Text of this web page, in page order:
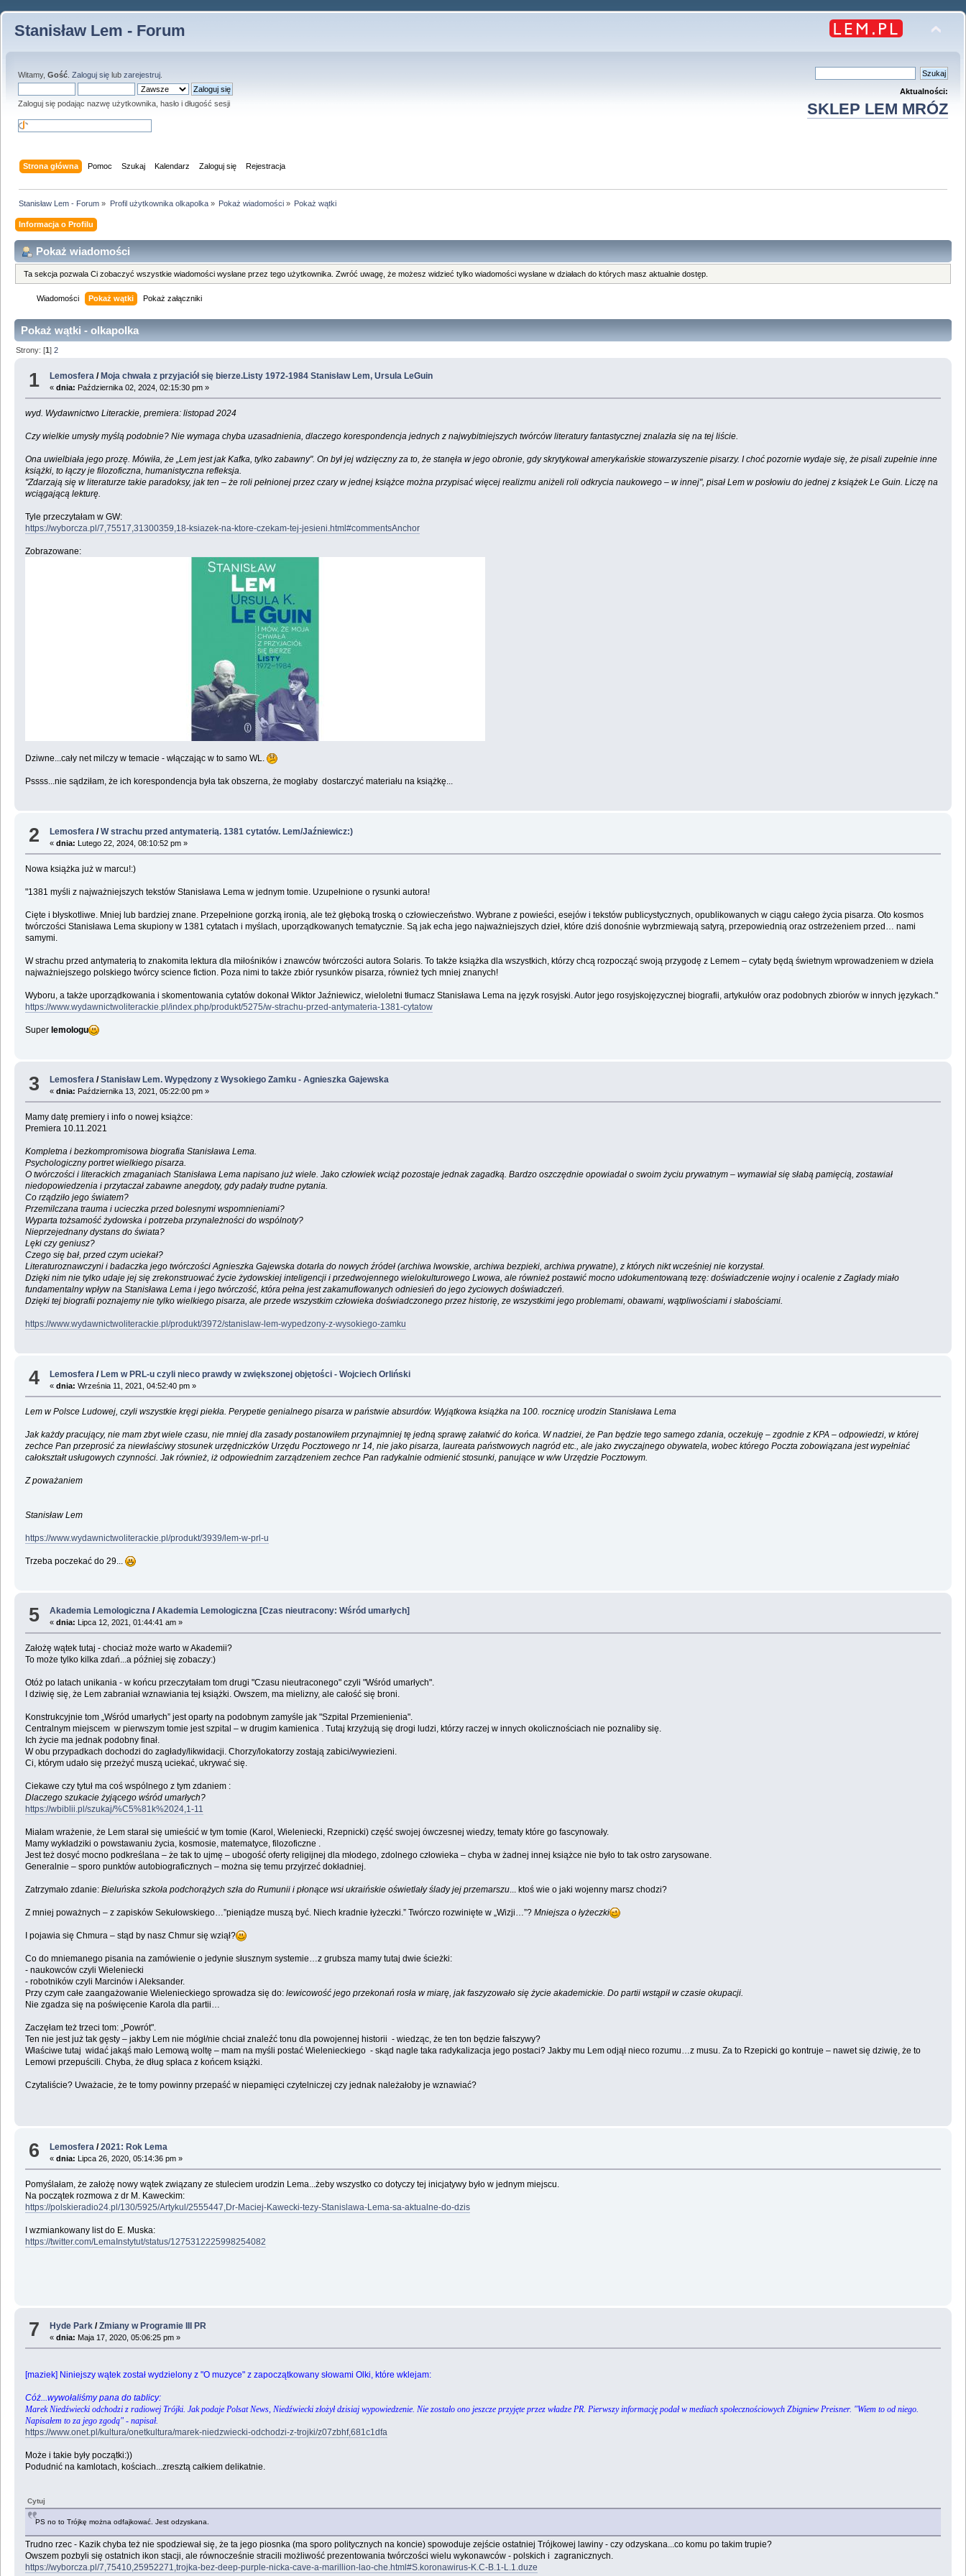
Stanisław Lem - Forum
Witamy, Gość Zaloguj się lub zarejestruj
Zaloguj się podając nazwę użytkownika, hasło i długość sesji
Aktualności:
SKLEP LEM MRÓZ
Strona główna Pomoc Szukaj Kalendarz Zaloguj się Rejestracja
Stanisław Lem - Forum » Profil użytkownika olkapolka» Pokaż wiadomości» Pokaż wątki
Informacja o Profilu
Pokaż wiadomości
Ta sekcja pozwala Ci zobaczyć wszystkie wiadomości wysłane przez tego użytkownika. Zwróć uwagę, że możesz widzieć tylko wiadomości wysłane w działach do których masz aktualnie dostęp.
Wiadomości Pokaż wątki Pokaż załączniki
Pokaż wątki - olkapolka
Strony: [1]2
1 Lemosfera / Moja chwała z przyjaciół się bierze.Listy 1972-1984 Stanisław Lem, Ursula LeGuin
«dnia: Października 02, 2024, 02:15:30 pm »
wyd. Wydawnictwo Literackie, premiera: listopad 2024
Czy wielkie umysły myślą podobnie? Nie wymaga chyba uzasadnienia, dlaczego korespondencja jednych z najwybitniejszych twórców literatury fantastycznej znalazła się na tej liście.
Ona uwielbiała jego prozę. Mówiła, że „Lem jest jak Kafka, tylko zabawny". On był jej wdzięczny za to, że stanęła w jego obronie, gdy skrytykował amerykańskie stowarzyszenie pisarzy. I choć pozornie wydaje się, że pisali zupełnie inne
książki, to łączy je filozoficzna, humanistyczna refleksja.
"Zdarzają się w literaturze takie paradoksy, jak ten – że roli pełnionej przez czary w jednej książce można przypisać więcej realizmu aniżeli roli odkrycia naukowego – w innej", pisał Lem w posłowiu do jednej z książek Le Guin. Liczę na
wciągającą lekturę.
Tyle przeczytałam w GW:
https://wyborcza.pl/7,75517,31300359,18-ksiazek-na-ktore-czekam-tej-jesieni.html#commentsAnchor
Zobrazowane:
Dziwne...cały net milczy w temacie - włączając w to samo WL.
Pssss...nie sądziłam, że ich korespondencja była tak obszerna, że mogłaby dostarczyć materiału na książkę...
2 Lemosfera /W strachu przed antymaterią. 1381 cytatów. Lem/Jaźniewicz:)
«dnia: Lutego 22, 2024, 08:10:52 pm »
Nowa książka już w marcu!:)
"1381 myśli z najważniejszych tekstów Stanisława Lema w jednym tomie. Uzupełnione o rysunki autora!
Cięte i błyskotliwe. Mniej lub bardziej znane. Przepełnione gorzką ironią, ale też głęboką troską o człowieczeństwo. Wybrane z powieści, esejów i tekstów publicystycznych, opublikowanych w ciągu całego życia pisarza. Oto kosmos
twórczości Stanisława Lema skupiony w 1381 cytatach i myślach, uporządkowanych tematycznie. Są jak echa jego najważniejszych dzieł, które dziś donośnie wybrzmiewają satyrą, przepowiednią oraz ostrzeżeniem przed… nami
samymi.
W strachu przed antymaterią to znakomita lektura dla miłośników i znawców twórczości autora Solaris. To także książka dla wszystkich, którzy chcą rozpocząć swoją przygodę z Lemem – cytaty będą świetnym wprowadzeniem w dzieła
najważniejszego polskiego twórcy science fiction. Poza nimi to także zbiór rysunków pisarza, również tych mniej znanych!
Wyboru, a także uporządkowania i skomentowania cytatów dokonał Wiktor Jaźniewicz, wieloletni tłumacz Stanisława Lema na język rosyjski. Autor jego rosyjskojęzycznej biografii, artykułów oraz podobnych zbiorów w innych językach."
https://www.wydawnictwoliterackie.pl/index.php/produkt/5275/w-strachu-przed-antymateria-1381-cytatow
Superlemologu
3 Lemosfera /Stanisław Lem. Wypędzony z Wysokiego Zamku - Agnieszka Gajewska
«dnia: Października 13, 2021, 05:22:00 pm »
Mamy datę premiery i info o nowej książce:
Premiera 10.11.2021
Kompletna i bezkompromisowa biografia Stanisława Lema.
Psychologiczny portret wielkiego pisarza.
O twórczości i literackich zmaganiach Stanisława Lema napisano już wiele. Jako człowiek wciąż pozostaje jednak zagadką. Bardzo oszczędnie opowiadał o swoim życiu prywatnym – wymawiał się słabą pamięcią, zostawiał
niedopowiedzenia i przytaczał zabawne anegdoty, gdy padały trudne pytania.
Co rządziło jego światem?
Przemilczana trauma i ucieczka przed bolesnymi wspomnieniami?
Wyparta tożsamość żydowska i potrzeba przynależności do wspólnoty?
Nieprzejednany dystans do świata?
Lęki czy geniusz?
Czego się bał, przed czym uciekał?
Literaturoznawczyni i badaczka jego twórczości Agnieszka Gajewska dotarła do nowych źródeł (archiwa lwowskie, archiwa bezpieki, archiwa prywatne), z których nikt wcześniej nie korzystał.
Dzięki nim nie tylko udaje jej się zrekonstruować życie żydowskiej inteligencji i przedwojennego wielokulturowego Lwowa, ale również postawić mocno udokumentowaną tezę: doświadczenie wojny i ocalenie z Zagłady miało
fundamentalny wpływ na Stanisława Lema i jego twórczość, która pełna jest zakamuflowanych odniesień do jego życiowych doświadczeń.
Dzięki tej biografii poznajemy nie tylko wielkiego pisarza, ale przede wszystkim człowieka doświadczonego przez historię, ze wszystkimi jego problemami, obawami, wątpliwościami i słabościami.
https://www.wydawnictwoliterackie.pl/produkt/3972/stanislaw-lem-wypedzony-z-wysokiego-zamku
4 Lemosfera /Lem w PRL-u czyli nieco prawdy w zwiększonej objętości - Wojciech Orliński
«dnia: Września 11, 2021, 04:52:40 pm »
Lem w Polsce Ludowej, czyli wszystkie kręgi piekła. Perypetie genialnego pisarza w państwie absurdów. Wyjątkowa książka na 100. rocznicę urodzin Stanisława Lema
Jak każdy pracujący, nie mam zbyt wiele czasu, nie mniej dla zasady postanowiłem przynajmniej tę jedną sprawę załatwić do końca. W nadziei, że Pan będzie tego samego zdania, oczekuję – zgodnie z KPA – odpowiedzi, w której
zechce Pan przeprosić za niewłaściwy stosunek urzędniczków Urzędu Pocztowego nr 14, nie jako pisarza, laureata państwowych nagród etc., ale jako zwyczajnego obywatela, wobec którego Poczta zobowiązana jest wypełniać
całokształt usługowych czynności. Jak również, iż odpowiednim zarządzeniem zechce Pan radykalnie odmienić stosunki, panujące w w/w Urzędzie Pocztowym.
Z poważaniem
Stanisław Lem
https://www.wydawnictwoliterackie.pl/produkt/3939/lem-w-prl-u
Trzeba poczekać do 29...
5 Akademia Lemologiczna /Akademia Lemologiczna [Czas nieutracony: Wśród umarłych]
«dnia: Lipca 12, 2021, 01:44:41 am »
Założę wątek tutaj - chociaż może warto w Akademii?
To może tylko kilka zdań...a później się zobaczy:)
Otóż po latach unikania - w końcu przeczytałam tom drugi "Czasu nieutraconego" czyli "Wśród umarłych".
I dziwię się, że Lem zabraniał wznawiania tej książki. Owszem, ma mielizny, ale całość się broni.
Konstrukcyjnie tom „Wśród umarłych” jest oparty na podobnym zamyśle jak "Szpital Przemienienia".
Centralnym miejscem w pierwszym tomie jest szpital – w drugim kamienica . Tutaj krzyżują się drogi ludzi, którzy raczej w innych okolicznościach nie poznaliby się.
Ich życie ma jednak podobny finał.
W obu przypadkach dochodzi do zagłady/likwidacji. Chorzy/lokatorzy zostają zabici/wywiezieni.
Ci, którym udało się przeżyć muszą uciekać, ukrywać się.
Ciekawe czy tytuł ma coś wspólnego z tym zdaniem :
Dlaczego szukacie żyjącego wśród umarłych?
https://wbiblii.pl/szukaj/%C5%81k%2024,1-11
Miałam wrażenie, że Lem starał się umieścić w tym tomie (Karol, Wieleniecki, Rzepnicki) część swojej ówczesnej wiedzy, tematy które go fascynowały.
Mamy wykładziki o powstawaniu życia, kosmosie, matematyce, filozoficzne .
Jest też dosyć mocno podkreślana – że tak to ujmę – ubogość oferty religijnej dla młodego, zdolnego człowieka – chyba w żadnej innej książce nie było to tak ostro zarysowane.
Generalnie – sporo punktów autobiograficznych – można się temu przyjrzeć dokładniej.
Zatrzymało zdanie:Bieluńska szkoła podchorążych szła do Rumunii i płonące wsi ukraińskie oświetlały ślady jej przemarszu... ktoś wie o jaki wojenny marsz chodzi?
Z mniej poważnych – z zapisków Sekułowskiego…”pieniądze muszą być. Niech kradnie łyżeczki.” Twórczo rozwinięte w „Wizji…”? Mniejsza o łyżeczki
I pojawia się Chmura – stąd by nasz Chmur się wziął?
Co do mniemanego pisania na zamówienie o jedynie słusznym systemie…z grubsza mamy tutaj dwie ścieżki:
- naukowców czyli Wieleniecki
- robotników czyli Marcinów i Aleksander.
Przy czym całe zaangażowanie Wielenieckiego sprowadza się do: lewicowość jego przekonań rosła w miarę, jak faszyzowało się życie akademickie. Do partii wstąpił w czasie okupacji.
Nie zgadza się na poświęcenie Karola dla partii…
Zaczęłam też trzeci tom: „Powrót".
Ten nie jest już tak gęsty – jakby Lem nie mógł/nie chciał znaleźć tonu dla powojennej historii - wiedząc, że ten ton będzie fałszywy?
Właściwe tutaj widać jakąś mało Lemową woltę – mam na myśli postać Wielenieckiego - skąd nagle taka radykalizacja jego postaci? Jakby mu Lem odjął nieco rozumu…z musu. Za to Rzepicki go kontruje – nawet się dziwię, że to
Lemowi przepuścili. Chyba, że dług spłaca z końcem książki.
Czytaliście? Uważacie, że te tomy powinny przepaść w niepamięci czytelniczej czy jednak należałoby je wznawiać?
6 Lemosfera /2021: Rok Lema
«dnia: Lipca 26, 2020, 05:14:36 pm »
Pomyślałam, że założę nowy wątek związany ze stuleciem urodzin Lema...żeby wszystko co dotyczy tej inicjatywy było w jednym miejscu.
Na początek rozmowa z dr M. Kaweckim:
https://polskieradio24.pl/130/5925/Artykul/2555447,Dr-Maciej-Kawecki-tezy-Stanislawa-Lema-sa-aktualne-do-dzis
I wzmiankowany list do E. Muska:
https://twitter.com/LemaInstytut/status/1275312225998254082
7 Hyde Park /Zmiany w Programie III PR
«dnia: Maja 17, 2020, 05:06:25 pm »
[maziek] Niniejszy wątek został wydzielony z "O muzyce" z zapoczątkowany słowami Olki, które wklejam:
Cóż...wywołaliśmy pana do tablicy:
Marek Niedźwiecki odchodzi z radiowej Trójki. Jak podaje Polsat News, Niedźwiecki złożył dzisiaj wypowiedzenie. Nie zostało ono jeszcze przyjęte przez władze PR. Pierwszy informację podał w mediach społecznościowych Zbigniew Preisner. "Wiem to od niego.
Napisałem to za jego zgodą" - napisał.
https://www.onet.pl/kultura/onetkultura/marek-niedzwiecki-odchodzi-z-trojki/z07zbhf,681c1dfa
Może i takie były początki:))
Podudnić na kamlotach, kościach...zresztą całkiem delikatnie.
Cytuj
PS no to Trójkę można odfajkować. Jest odzyskana.
Trudno rzec - Kazik chyba też nie spodziewał się, że ta jego piosnka (ma sporo politycznych na koncie) spowoduje zejście ostatniej Trójkowej lawiny - czy odzyskana...co komu po takim trupie?
Owszem pozbyli się ostatnich ikon stacji, ale równocześnie stracili możliwość prezentowania twórczości wielu wykonawców - polskich i zagranicznych.
https://wyborcza.pl/7,75410,25952271,trojka-bez-deep-purple-nicka-cave-a-marillion-lao-che.html#S.koronawirus-K.C-B.1-L.1.duze